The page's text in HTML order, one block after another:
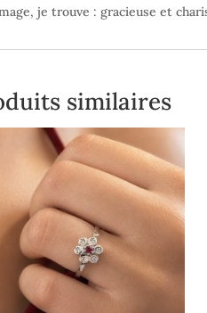
je trouve : gracieuse et
similaires